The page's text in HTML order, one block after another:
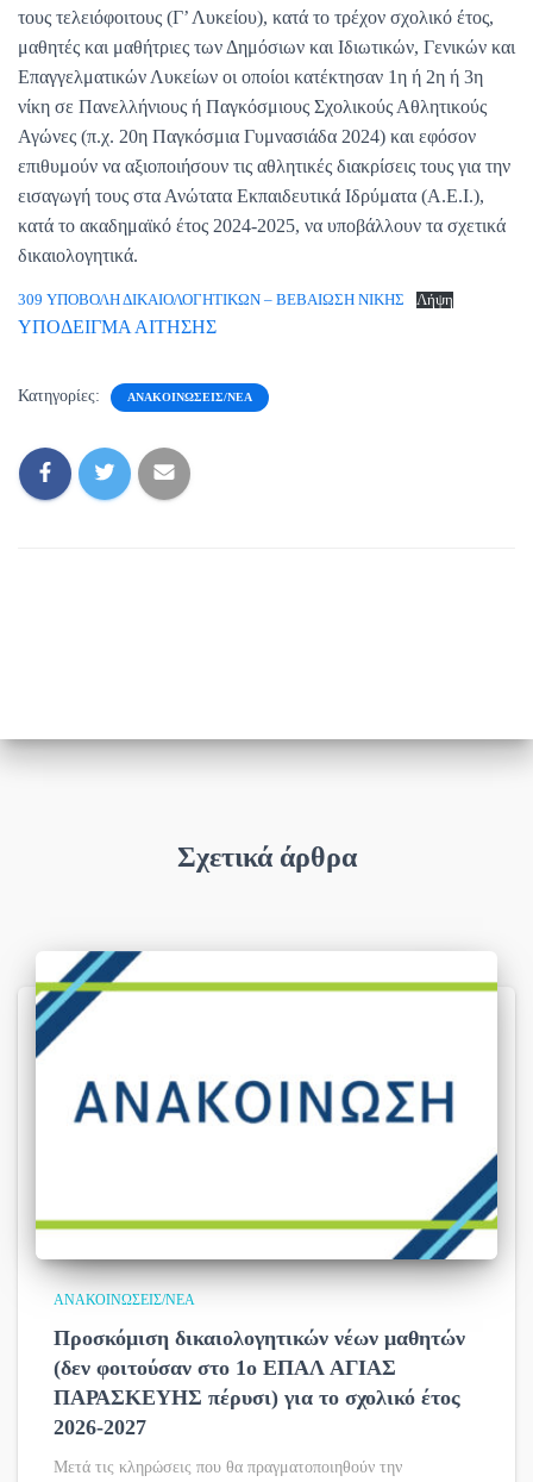
τους τελειόφοιτους (Γ’ Λυκείου), κατά το τρέχον σχολικό έτος,
μαθητές και μαθήτριες των Δημόσιων και Ιδιωτικών, Γενικών και
Επαγγελματικών Λυκείων οι οποίοι κατέκτησαν 1η ή 2η ή 3η
νίκη σε Πανελλήνιους ή Παγκόσμιους Σχολικούς Αθλητικούς
Αγώνες (π.χ. 20η Παγκόσμια Γυμνασιάδα 2024) και εφόσον
επιθυμούν να αξιοποιήσουν τις αθλητικές διακρίσεις τους για την
εισαγωγή τους στα Ανώτατα Εκπαιδευτικά Ιδρύματα (Α.Ε.Ι.),
κατά το ακαδημαϊκό έτος 2024-2025, να υποβάλλουν τα σχετικά
δικαιολογητικά.
309 ΥΠΟΒΟΛΗ ΔΙΚΑΙΟΛΟΓΗΤΙΚΩΝ – ΒΕΒΑΙΩΣΗ ΝΙΚΗΣ Λήψη
ΥΠΟΔΕΙΓΜΑ ΑΙΤΗΣΗΣ
Κατηγορίες: ΑΝΑΚΟΙΝΏΣΕΙΣ/ΝΈΑ
Σχετικά άρθρα
ΑΝΑΚΟΙΝΏΣΕΙΣ/ΝΈΑ
Προσκόμιση δικαιολογητικών νέων μαθητών
(δεν φοιτούσαν στο 1ο ΕΠΑΛ ΑΓΙΑΣ
ΠΑΡΑΣΚΕΥΗΣ πέρυσι) για το σχολικό έτος
2026-2027
Μετά τις κληρώσεις που θα πραγματοποιηθούν την